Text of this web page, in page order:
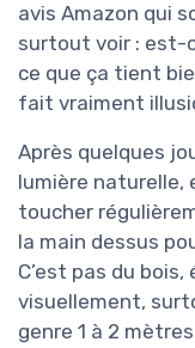
avis Amazon qui
surtout voir : est-
ce que ça tient
fait vraiment
Après quelques
lumière naturelle,
toucher
la main dessus
C’est pas du
visuellement,
genre 1 à 2